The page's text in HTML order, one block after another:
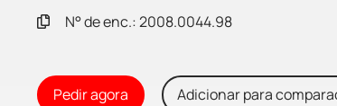
N° de enc.: 2008.0044.98
Pedir agora Adicionar para